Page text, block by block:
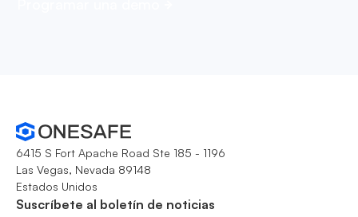
6415 S Fort Apache Road Ste 185 - 1196
Las Vegas, Nevada 89148
Estados Unidos
Suscríbete al boletín de noticias